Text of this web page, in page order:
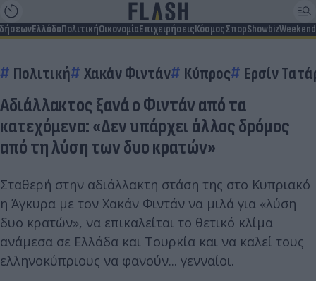
ΕλλάδαΠολιτικήΟικονομίαΕπιχειρήσειςΚόσμοςΣπορShowbizWeekend
Πολιτική Χακάν Φιντάν Κύπρος Ερσίν
Αδιάλλακτος ξανά ο Φιντάν από τα
κατεχόμενα: «Δεν υπάρχει άλλος δρόμος
από τη λύση των δυο κρατών»
Σταθερή στην αδιάλλακτη στάση της στο Κυπριακό
η Άγκυρα με τον Χακάν Φιντάν να μιλά για «λύση
δυο κρατών», να επικαλείται το θετικό κλίμα
ανάμεσα σε Ελλάδα και Τουρκία και να καλεί τους
ελληνοκύπριους να φανούν... γενναίοι.